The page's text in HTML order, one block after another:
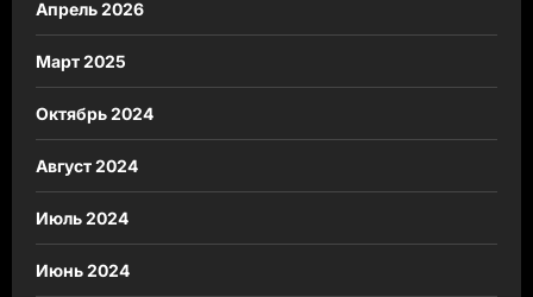
Апрель 2026
Март 2025
Октябрь 2024
Август 2024
Июль 2024
Июнь 2024